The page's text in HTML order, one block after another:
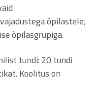
õpilastele;
õpilasgrupiga.
tundi: 20 tundi
Koolitus on